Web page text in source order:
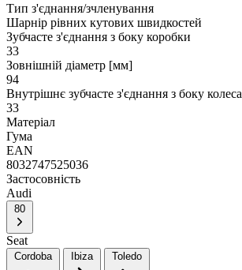
Тип з'єднання/зчленування
Шарнір рівних кутових швидкостей
Зубчасте з'єднання з боку коробки
33
Зовнішній діаметр [мм]
94
Внутрішнє зубчасте з'єднання з боку колеса
33
Матеріал
Гума
EAN
8032747525036
Застосовність
Audi
Seat